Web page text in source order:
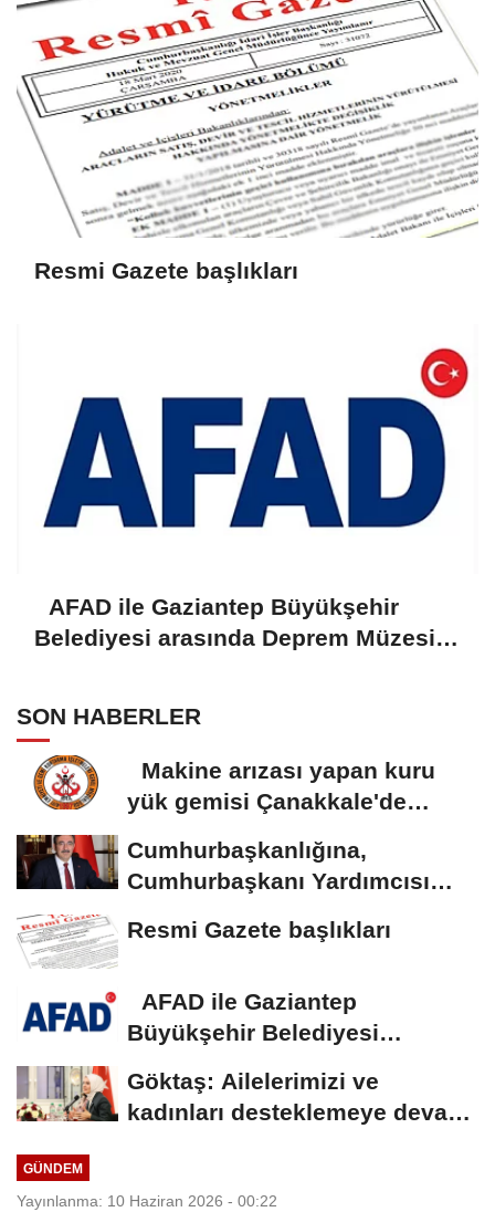
Resmi Gazete başlıkları
AFAD ile Gaziantep Büyükşehir
Belediyesi arasında Deprem Müzesi
SON HABERLER
Makine arızası yapan kuru
yük gemisi Çanakkale'de
Cumhurbaşkanlığına,
Cumhurbaşkanı Yardımcısı
Resmi Gazete başlıkları
AFAD ile Gaziantep
Büyükşehir Belediyesi
Göktaş: Ailelerimizi ve
kadınları desteklemeye devam
GÜNDEM
Yayınlanma: 10 Haziran 2026 - 00:22